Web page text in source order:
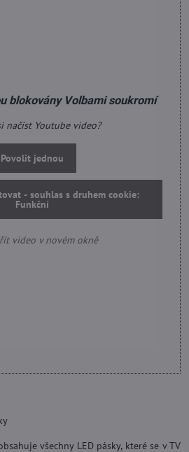
blokovány Volbami soukromí
načíst Youtube video?
Povolit jednou
- souhlas s druhem cookie:
Funkční
video v novém okně
všechny LED pásky, které se v TV